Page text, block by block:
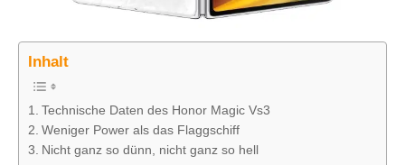
Inhalt
Technische Daten des Honor Magic Vs3
Weniger Power als das Flaggschiff
Nicht ganz so dünn, nicht ganz so hell